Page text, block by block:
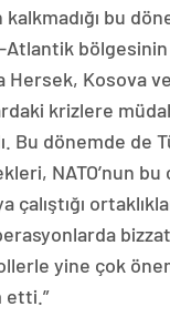
bu
Atlantik
Hersek, Kosova
krizlere
Bu dönemde de
NATO’nun
çalıştığı
yine çok
etti.”